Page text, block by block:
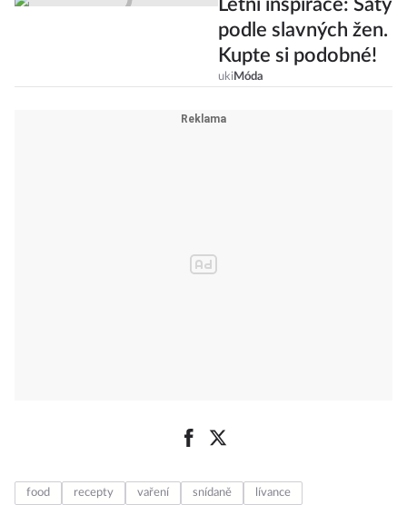
Letní inspirace: Šaty
podle slavných žen.
Kupte si podobné!
ukiMóda